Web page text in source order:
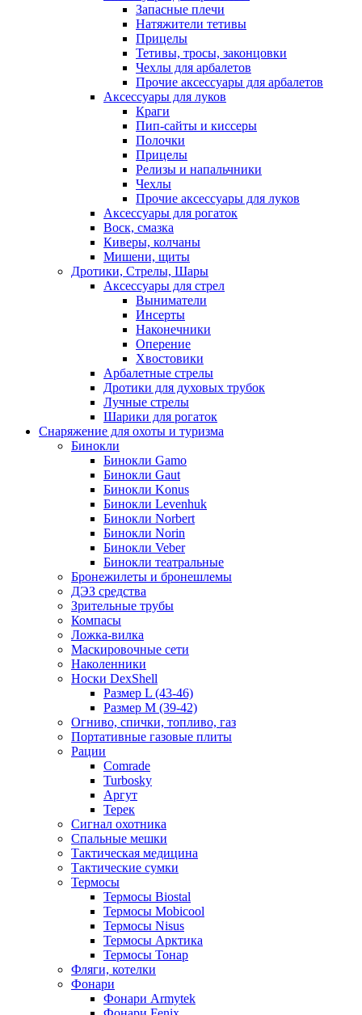
Запасные плечи
Натяжители тетивы
Прицелы
Тетивы, тросы, законцовки
Чехлы для арбалетов
Прочие аксессуары для арбалетов
Аксессуары для луков
Краги
Пип-сайты и киссеры
Полочки
Прицелы
Релизы и напальчники
Чехлы
Прочие аксессуары для луков
Аксессуары для рогаток
Воск, смазка
Киверы, колчаны
Мишени, щиты
Дротики, Стрелы, Шары
Аксессуары для стрел
Выниматели
Инсерты
Наконечники
Оперение
Хвостовики
Арбалетные стрелы
Дротики для духовых трубок
Лучные стрелы
Шарики для рогаток
Снаряжение для охоты и туризма
Бинокли
Бинокли Gamo
Бинокли Gaut
Бинокли Konus
Бинокли Levenhuk
Бинокли Norbert
Бинокли Norin
Бинокли Veber
Бинокли театральные
Бронежилеты и бронешлемы
ДЭЗ средства
Зрительные трубы
Компасы
Ложка-вилка
Маскировочные сети
Наколенники
Носки DexShell
Размер L (43-46)
Размер M (39-42)
Огниво, спички, топливо, газ
Портативные газовые плиты
Рации
Comrade
Turbosky
Аргут
Терек
Сигнал охотника
Спальные мешки
Тактическая медицина
Тактические сумки
Термосы
Термосы Biostal
Термосы Mobicool
Термосы Nisus
Термосы Арктика
Термосы Тонар
Фляги, котелки
Фонари
Фонари Armytek